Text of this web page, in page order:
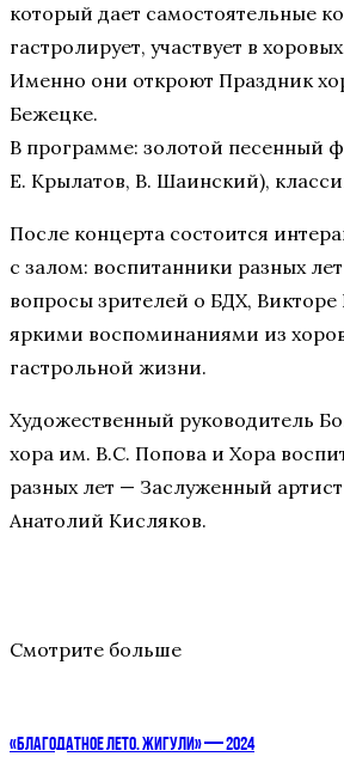
который дает самостоятельные
гастролирует, участвует в
Именно они откроют Праздник
Бежецке.
В программе: золотой песенный
Е. Крылатов, В. Шаинский),
После концерта состоится
с залом: воспитанники разных лет
вопросы зрителей о БДХ, Викторе
яркими воспоминаниями из
гастрольной жизни.
Художественный руководитель
хора им. В.С. Попова и Хора
разных лет — Заслуженный
Анатолий Кисляков.
Смотрите больше
«БЛАГОДАТНОЕ ЛЕТО. ЖИГУЛИ» — 2024